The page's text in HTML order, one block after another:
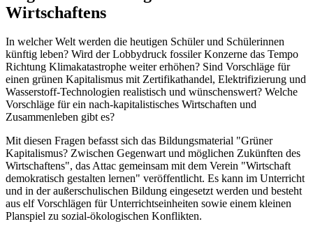
Wirtschaftens
In welcher Welt werden die heutigen Schüler und Schülerinnen
künftig leben? Wird der Lobbydruck fossiler Konzerne das Tempo
Richtung Klimakatastrophe weiter erhöhen? Sind Vorschläge für
einen grünen Kapitalismus mit Zertifikathandel, Elektrifizierung und
Wasserstoff-Technologien realistisch und wünschenswert? Welche
Vorschläge für ein nach-kapitalistisches Wirtschaften und
Zusammenleben gibt es?
Mit diesen Fragen befasst sich das Bildungsmaterial "Grüner
Kapitalismus? Zwischen Gegenwart und möglichen Zukünften des
Wirtschaftens", das Attac gemeinsam mit dem Verein "Wirtschaft
demokratisch gestalten lernen" veröffentlicht. Es kann im Unterricht
und in der außerschulischen Bildung eingesetzt werden und besteht
aus elf Vorschlägen für Unterrichtseinheiten sowie einem kleinen
Planspiel zu sozial-ökologischen Konflikten.